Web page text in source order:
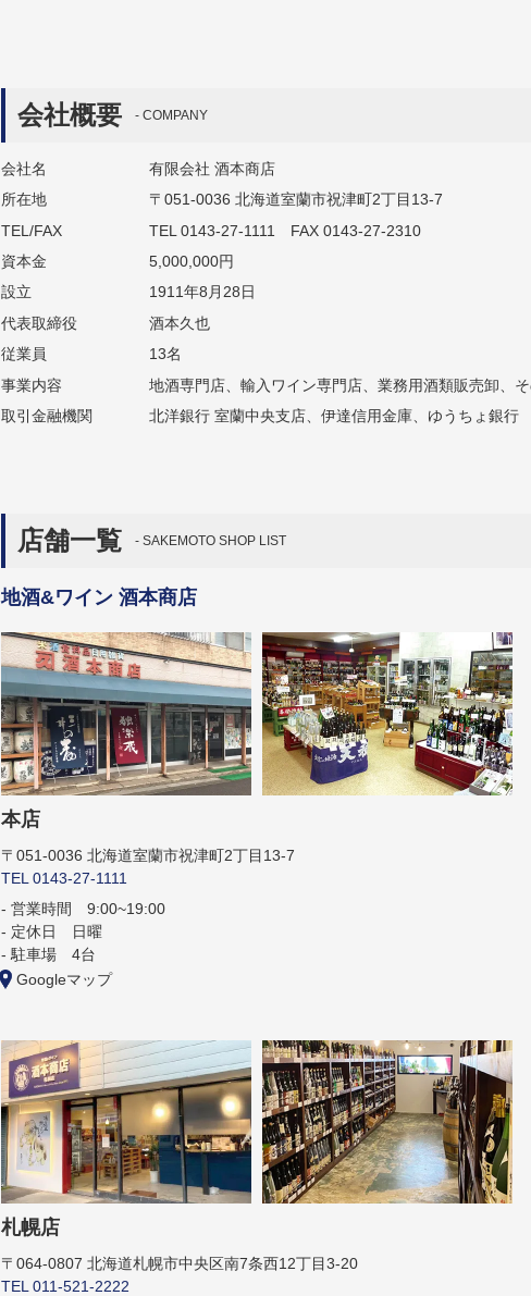
会社概要 COMPANY
会社名
有限会社 酒本商店
所在地
〒051-0036 北海道室蘭市祝津町2丁目13-7
TEL/FAX
TEL 0143-27-1111 FAX 0143-27-2310
資本金
5,000,000円
設立
1911年8月28日
代表取締役
酒本久也
従業員
13名
事業内容
地酒専門店、輸入ワイン専門店、業務用酒類販売卸、
取引金融機関
北洋銀行 室蘭中央支店、伊達信用金庫、ゆうちょ銀行
店舗一覧 SAKEMOTO SHOP LIST
地酒&ワイン 酒本商店
本店
〒051-0036 北海道室蘭市祝津町2丁目13-7
TEL 0143-27-1111
営業時間 9:00~19:00
定休日 日曜
駐車場 4台
Googleマップ
札幌店
〒064-0807 北海道札幌市中央区南7条西12丁目3-20
TEL 011-521-2222